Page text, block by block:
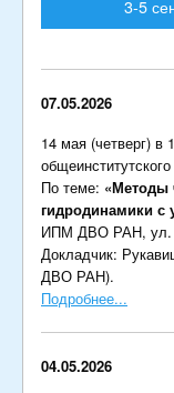
3-5
07.05.2026
14 мая (четверг) в
По теме: «Методы
гидродинамики с
ИПМ ДВО РАН, ул.
Докладчик:
ДВО РАН).
Подробнее...
04.05.2026